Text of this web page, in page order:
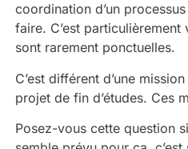
coordination d’un
faire. C’est
sont rarement ponctuelles.
C’est différent d’une
projet de fin d’études. Ces
Posez-vous cette question